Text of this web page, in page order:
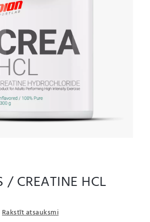
/ CREATINE HCL
Rakstīt atsauksmi